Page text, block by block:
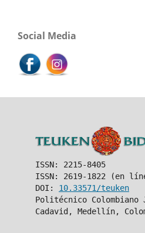
Social Media
ISSN: 2215-8405
ISSN: 2619-1822 (en
DOI: 10.33571/teuken
Politécnico Colombiano
Cadavid, Medellín,